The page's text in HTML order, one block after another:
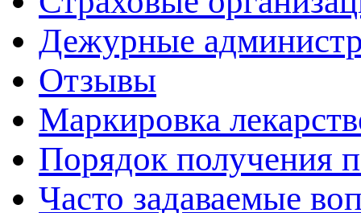
Дежурные
Отзывы
Маркировка
Порядок получения
Часто задаваемые